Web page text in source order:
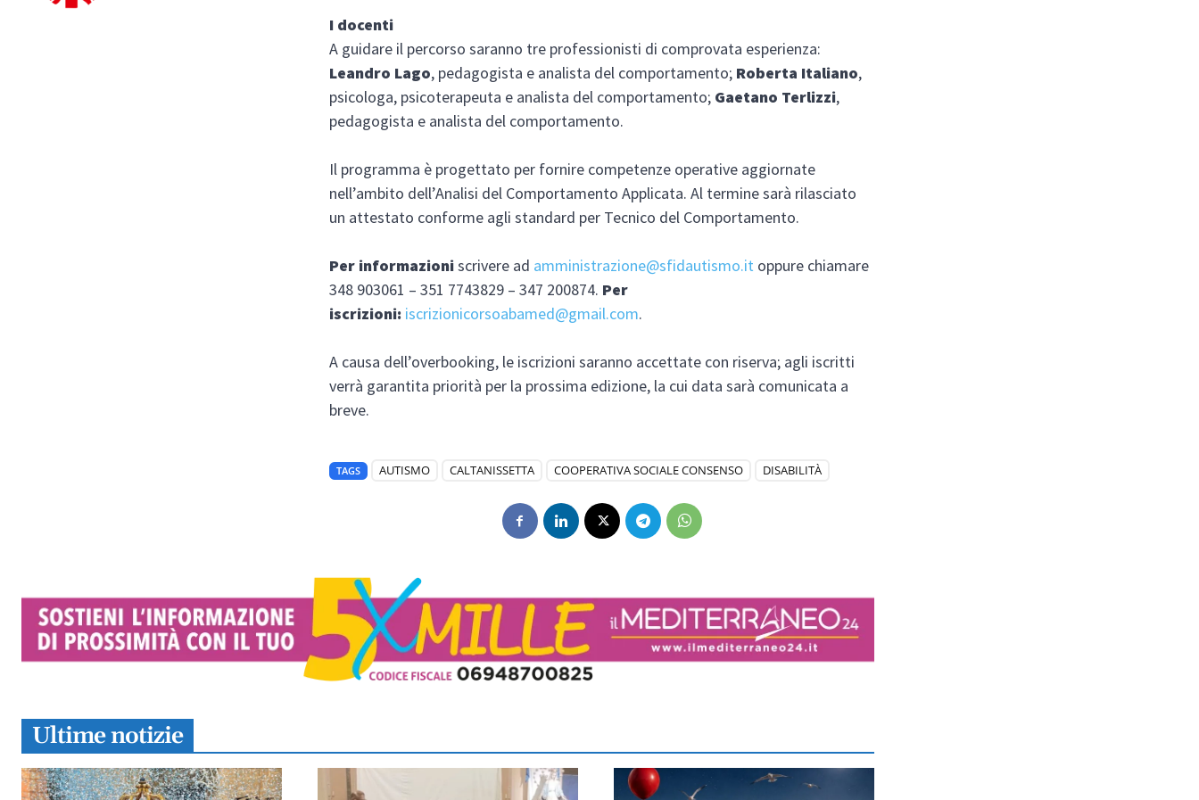
I docenti
A guidare il percorso saranno tre professionisti di comprovata esperienza:
Leandro Lago, pedagogista e analista del comportamento; Roberta Italiano,
psicologa, psicoterapeuta e analista del comportamento; Gaetano Terlizzi,
pedagogista e analista del comportamento.
Il programma è progettato per fornire competenze operative aggiornate
nell’ambito dell’Analisi del Comportamento Applicata. Al termine sarà rilasciato
un attestato conforme agli standard per Tecnico del Comportamento.
Per informazioniscrivere ad amministrazione@sfidautismo.it oppure chiamare
348 903061 – 351 7743829 – 347 200874. Per
iscrizioni: iscrizionicorsoabamed@gmail.com.
A causa dell’overbooking, le iscrizioni saranno accettate con riserva; agli iscritti
verrà garantita priorità per la prossima edizione, la cui data sarà comunicata a
breve.
TAGS AUTISMO CALTANISSETTA COOPERATIVA SOCIALE CONSENSO DISABILITÀ
Ultime notizie